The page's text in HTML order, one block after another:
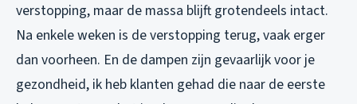
verstopping, maar de massa blijft grotendeels intact.
Na enkele weken is de verstopping terug, vaak erger
dan voorheen. En de dampen zijn gevaarlijk voor je
gezondheid, ik heb klanten gehad die naar de eerste